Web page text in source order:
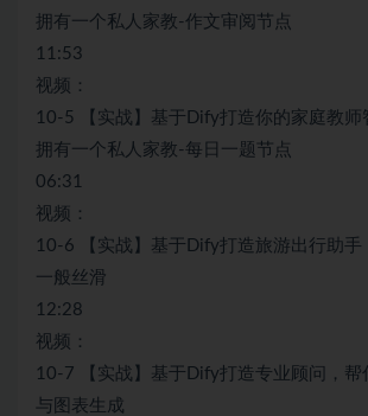
拥有一个私人家教-作文审阅节点
11:53
视频：
10-5 【实战】基于Dify打造你的家庭教师
拥有一个私人家教-每日一题节点
06:31
视频：
10-6 【实战】基于Dify打造旅游出行助手
一般丝滑
12:28
视频：
10-7 【实战】基于Dify打造专业顾问，帮
与图表生成